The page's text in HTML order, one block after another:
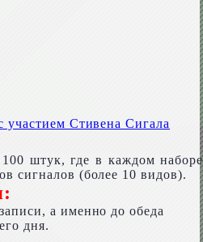
Стивена Сигала
штук, где в каждом наборе
сигналов (более 10 видов).
а именно до обеда
дня.